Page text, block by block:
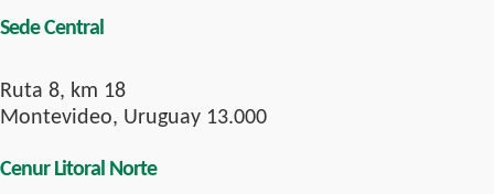
Sede Central
Ruta 8, km 18
Montevideo, Uruguay 13.000
Cenur Litoral Norte